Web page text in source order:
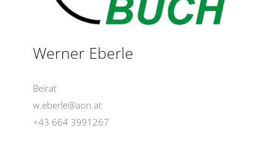
Werner Eberle
Beirat
w.eberle@aon.at
+43 664 3991267